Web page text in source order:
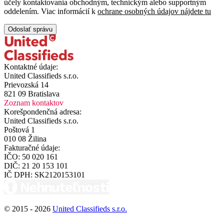
účely kontaktovania obchodným, technickým alebo supportným
oddelením. Viac informácií k ochrane osobných údajov nájdete tu
Odoslať správu
Kontaktné údaje:
United Classifieds s.r.o.
Prievozská 14
821 09 Bratislava
Zoznam kontaktov
Korešpondenčná adresa:
United Classifieds s.r.o.
Poštová 1
010 08 Žilina
Fakturačné údaje:
IČO: 50 020 161
DIČ: 21 20 153 101
IČ DPH: SK2120153101
© 2015 - 2026 United Classifieds s.r.o.